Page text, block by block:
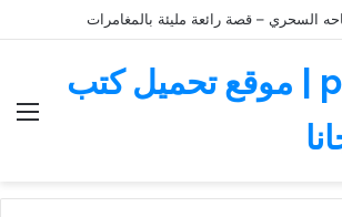
السحري – قصة رائعة مليئة بالمغامرات
كتب pdf | موقع تحميل كتب